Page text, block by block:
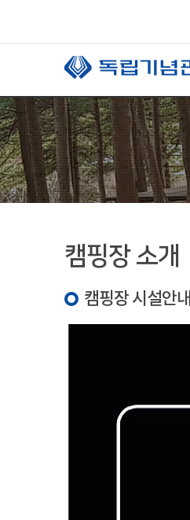
캠핑장 소개
캠핑장 시설안내